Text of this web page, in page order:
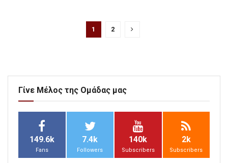
1 2
Γίνε Μέλος της Ομάδας μας
149.6k
Fans
7.4k
Followers
140k
Subscribers
2k
Subscribers